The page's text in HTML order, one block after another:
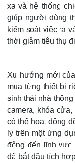
xa và hệ thống
giúp người dùng
kiểm soát việc ra
thời giảm tiêu thụ
Xu hướng mới
mua từng thiết bị
sinh thái nhà
camera, khóa cửa,
có thể hoạt động
lý trên một ứng
động đến lĩnh vực
đã bắt đầu tích